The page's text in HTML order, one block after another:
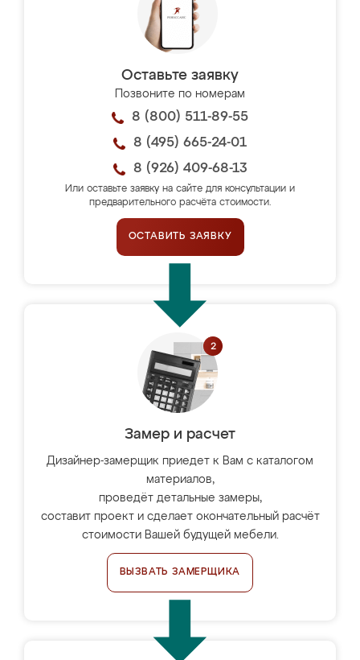
Оставьте заявку
Позвоните по номерам
8 (800) 511-89-55
8 (495) 665-24-01
8 (926) 409-68-13
Или оставьте заявку на сайте для консультации и
предварительного расчёта стоимости.
ОСТАВИТЬ ЗАЯВКУ
Замер и расчет
Дизайнер-замерщик приедет к Вам с каталогом
материалов,
проведёт детальные замеры,
составит проект и сделает окончательный расчёт
стоимости Вашей будущей мебели.
ВЫЗВАТЬ ЗАМЕРЩИКА